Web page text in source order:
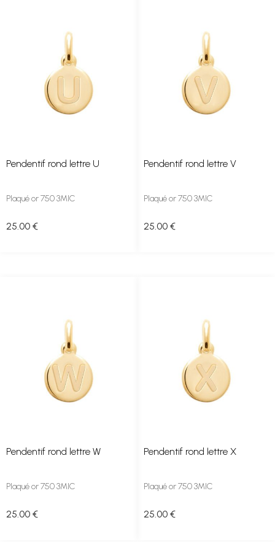
Pendentif rond lettre U
Plaqué or 750 3MIC
25 .00 €
Pendentif rond lettre V
Plaqué or 750 3MIC
25 .00 €
Pendentif rond lettre W
Plaqué or 750 3MIC
25 .00 €
Pendentif rond lettre X
Plaqué or 750 3MIC
25 .00 €